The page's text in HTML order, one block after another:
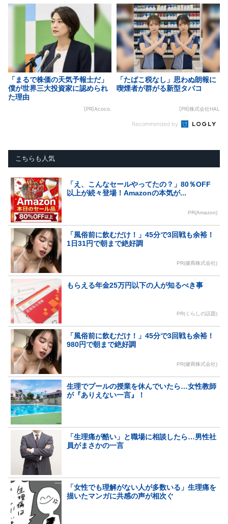
「まるで株価の天気予報士だ」
僕が世界三大投資家に認められ
た理由
[PR]Acoco.
「たばこ税なし」思わぬ朗報に
喫煙者が群がる新型タバコ
[PR]株式会社HAL
Recommended by
こちらも人気
「え、こんなセールやってたの？」80％OFF
以上が続々登場！Amazonの本気が...
PR(Amazon)
「風俗前に飲むだけ！」45分で3回戦も余裕！
1日31円で朝まで絶好調
PR(健商株式会社)
もらえる年金25万円以下の人が知るべき事
PR(くらしの話題)
「風俗前に飲むだけ！」45分で3回戦も余裕！
980円で朝まで絶好調
PR(健商株式会社)
生理でプールの授業を休んでいたら…女性教師
が『ありえない一言』！
「生理痛が酷い」と職場に相談したら…男性社
員がまさかの一言
「女性でも理解がない人が多数いる」生理痛を
描いたマンガに共感の声が相次ぐ